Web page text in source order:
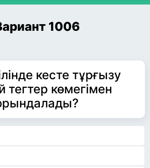
1006
кесте тұрғызу
тегтер көмегімен